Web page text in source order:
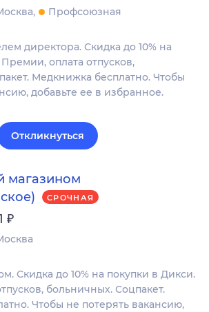
Профсоюзная
директора. Скидка до 10% на
оплата отпусков,
Медкнижка бесплатно. Чтобы
добавьте ее в избранное.
Откликнуться
магазином
СРОЧНАЯ
₽
Скидка до 10% на покупки в Дикси.
больничных. Соцпакет.
Чтобы не потерять вакансию,